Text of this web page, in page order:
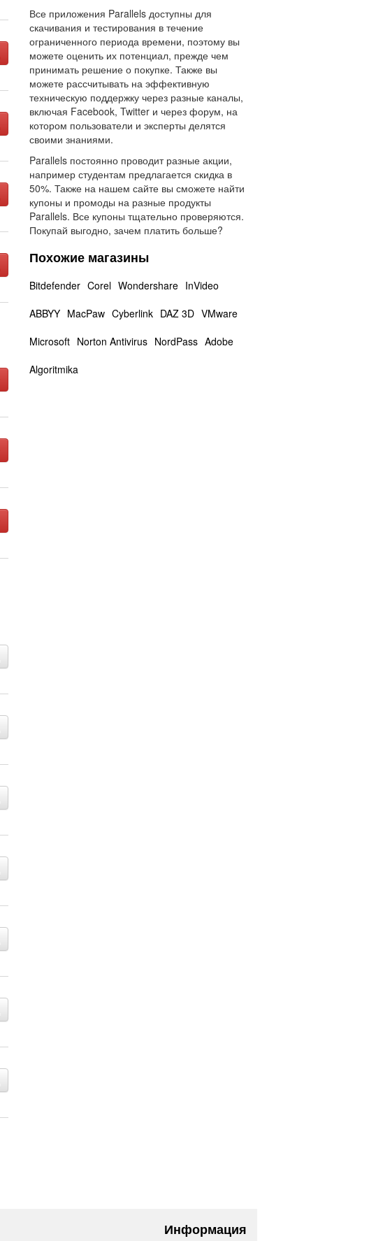
Все приложения Parallels доступны для
скачивания и тестирования в течение
ограниченного периода времени, поэтому вы
можете оценить их потенциал, прежде чем
принимать решение о покупке. Также вы
можете рассчитывать на эффективную
техническую поддержку через разные каналы,
включая Facebook, Twitter и через форум, на
котором пользователи и эксперты делятся
своими знаниями.
Parallels постоянно проводит разные акции,
например студентам предлагается скидка в
50%. Также на нашем сайте вы сможете найти
купоны и промоды на разные продукты
Parallels. Все купоны тщательно проверяются.
Покупай выгодно, зачем платить больше?
Похожие магазины
Bitdefender Corel Wondershare InVideo
ABBYY MacPaw Cyberlink DAZ 3D VMware
Microsoft Norton Antivirus NordPass Adobe
Algoritmika
Информация